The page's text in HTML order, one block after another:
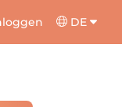
DE